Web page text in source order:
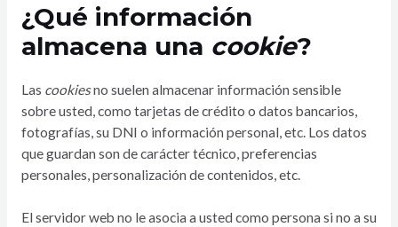
¿Qué información
almacena una cookie?
Las cookiesno suelen almacenar información sensible
sobre usted, como tarjetas de crédito o datos bancarios,
fotografías, su DNI o información personal, etc. Los datos
que guardan son de carácter técnico, preferencias
personales, personalización de contenidos, etc.
El servidor web no le asocia a usted como persona si no a su